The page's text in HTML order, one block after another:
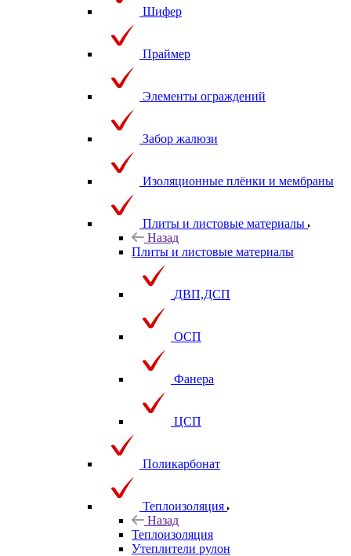
Шифер
Праймер
Элементы ограждений
Забор жалюзи
Изоляционные плёнки и мембраны
Плиты и листовые материалы
Назад
Плиты и листовые материалы
ДВП,ДСП
ОСП
Фанера
ЦСП
Поликарбонат
Теплоизоляция
Назад
Теплоизоляция
Утеплители рулон